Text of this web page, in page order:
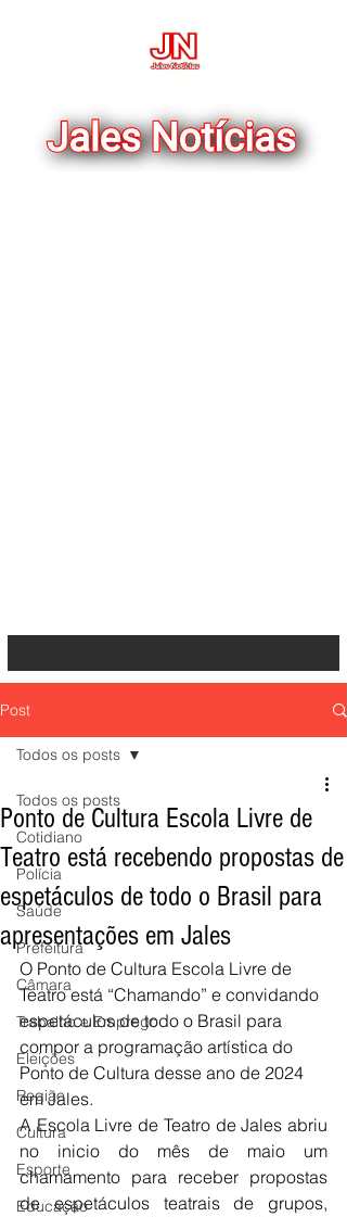
Post
Todos os posts
Cotidiano
Polícia
Saúde
Prefeitura
Câmara
Trabalho e Emprego
Eleições
Região
Cultura
Esporte
Educação
Todos os posts
Ponto de Cultura Escola Livre de
Teatro está recebendo propostas de
espetáculos de todo o Brasil para
apresentações em Jales
O Ponto de Cultura Escola Livre de
Teatro está “Chamando” e convidando
espetáculos de todo o Brasil para
compor a programação artística do
Ponto de Cultura desse ano de 2024
em Jales.
A Escola Livre de Teatro de Jales abriu
no inicio do mês de maio um
chamamento para receber propostas
de espetáculos teatrais de grupos,